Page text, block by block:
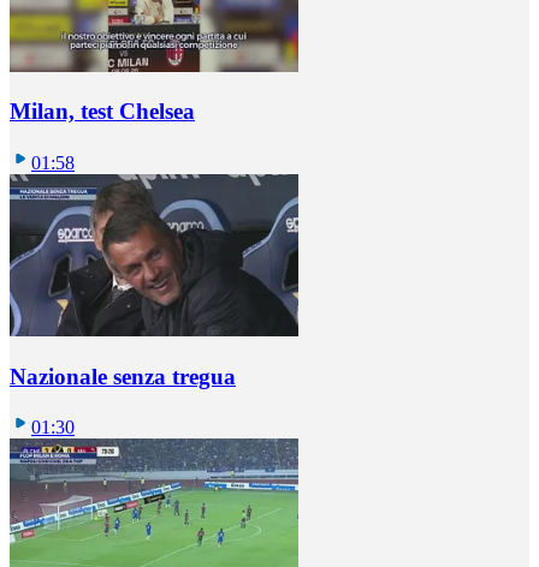
Milan, test Chelsea
01:58
Nazionale senza tregua
01:30